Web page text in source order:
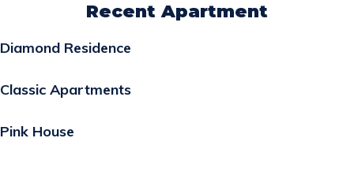
Recent Apartment
Diamond Residence
Classic Apartments
Pink House